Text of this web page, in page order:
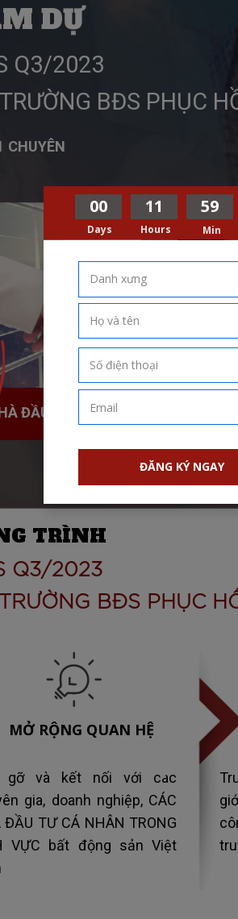
Q3/2023
BĐS PHỤC
ĐẦU TƯ BĐS CÁ NHÂN
DỰ
Q3/2023
BĐS PHỤC
gỡ và kết nối với các
gia, doanh nghiệp, CÁC
ĐẦU TƯ CÁ NHÂN TRONG
VỰC bất động sản Việt
MỞ RỘNG QUAN HỆ
TRÌNH
ĐĂNG KÝ NGAY
00 11 59
Days Hours Min